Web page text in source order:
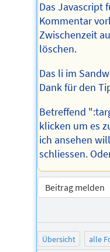
Das Javascript
Kommentar
Zwischenzeit
löschen.
Das li im
Dank für den
Betreffend
klicken um es
ich ansehen
schliessen.
Beitrag melden
Übersicht alle